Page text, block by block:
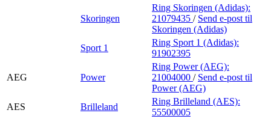
Skoringen
Ring Skoringen (Adidas):
21079435 / Send e-post til
Skoringen (Adidas)
Sport 1
Ring Sport 1 (Adidas):
91902395
AEG Power
Ring Power (AEG):
21004000 / Send e-post til
Power (AEG)
AES
Brilleland
Ring Brilleland (AES):
55500005